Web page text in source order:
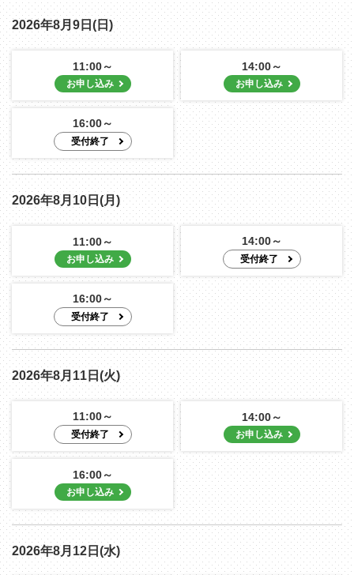
2026年8月9日(日)
11:00～ 14:00～
16:00～
2026年8月10日(月)
11:00～ 14:00～
16:00～
2026年8月11日(火)
11:00～ 14:00～
16:00～
2026年8月12日(水)